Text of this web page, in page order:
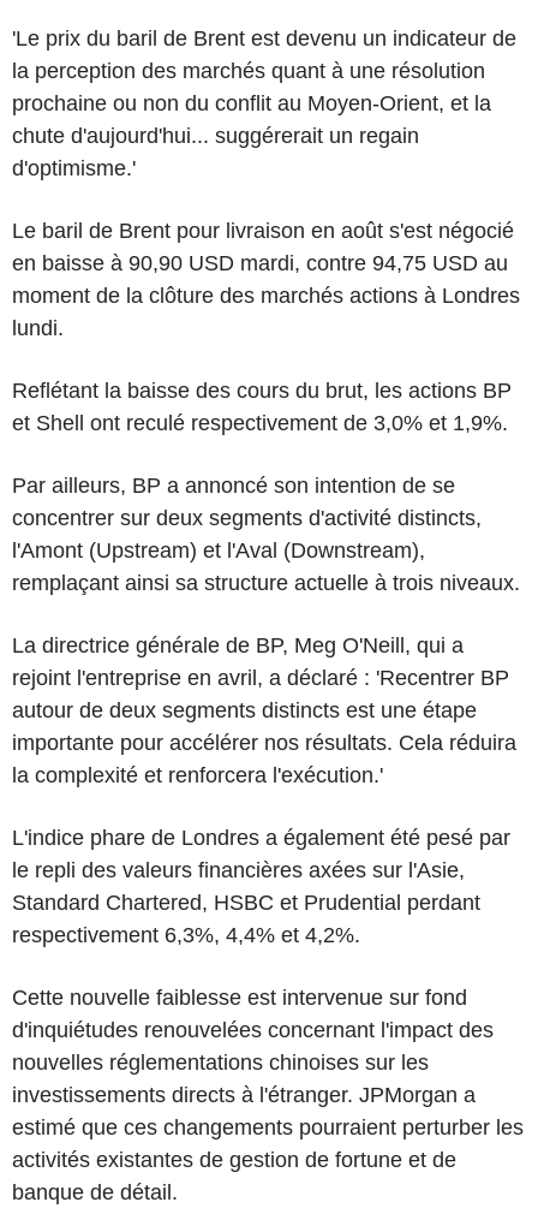
'Le prix du baril de Brent est devenu un indicateur de
la perception des marchés quant à une résolution
prochaine ou non du conflit au Moyen-Orient, et la
chute d'aujourd'hui... suggérerait un regain
d'optimisme.'
Le baril de Brent pour livraison en août s'est négocié
en baisse à 90,90 USD mardi, contre 94,75 USD au
moment de la clôture des marchés actions à Londres
lundi.
Reflétant la baisse des cours du brut, les actions BP
et Shell ont reculé respectivement de 3,0% et 1,9%.
Par ailleurs, BP a annoncé son intention de se
concentrer sur deux segments d'activité distincts,
l'Amont (Upstream) et l'Aval (Downstream),
remplaçant ainsi sa structure actuelle à trois niveaux.
La directrice générale de BP, Meg O'Neill, qui a
rejoint l'entreprise en avril, a déclaré : 'Recentrer BP
autour de deux segments distincts est une étape
importante pour accélérer nos résultats. Cela réduira
la complexité et renforcera l'exécution.'
L'indice phare de Londres a également été pesé par
le repli des valeurs financières axées sur l'Asie,
Standard Chartered, HSBC et Prudential perdant
respectivement 6,3%, 4,4% et 4,2%.
Cette nouvelle faiblesse est intervenue sur fond
d'inquiétudes renouvelées concernant l'impact des
nouvelles réglementations chinoises sur les
investissements directs à l'étranger. JPMorgan a
estimé que ces changements pourraient perturber les
activités existantes de gestion de fortune et de
banque de détail.